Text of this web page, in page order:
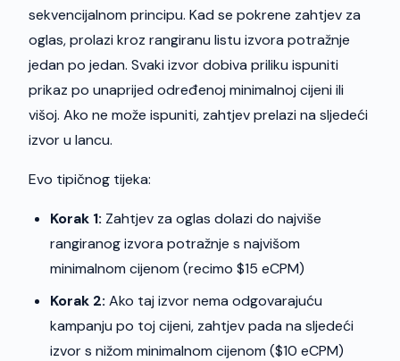
sekvencijalnom principu. Kad se pokrene zahtjev za
oglas, prolazi kroz rangiranu listu izvora potražnje
jedan po jedan. Svaki izvor dobiva priliku ispuniti
prikaz po unaprijed određenoj minimalnoj cijeni ili
višoj. Ako ne može ispuniti, zahtjev prelazi na sljedeći
izvor u lancu.
Evo tipičnog tijeka:
Korak 1: Zahtjev za oglas dolazi do najviše
rangiranog izvora potražnje s najvišom
minimalnom cijenom (recimo $15 eCPM)
Korak 2: Ako taj izvor nema odgovarajuću
kampanju po toj cijeni, zahtjev pada na sljedeći
izvor s nižom minimalnom cijenom ($10 eCPM)